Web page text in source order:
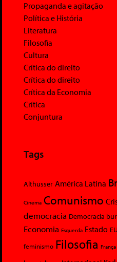
Propaganda e agitação
Política e História
Literatura
Filosofia
Cultura
Crítica do direito
Crítica do direito
Crítica da Economia
Crítica
Conjuntura
Tags
Althusser América Latina
Cinema Comunismo
democracia Democracia
Economia Esquerda Estado
feminismo Filosofia França